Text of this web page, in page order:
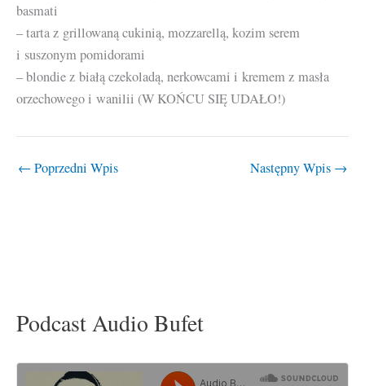
basmati
– tarta z grillowaną cukinią, mozzarellą, kozim serem
i suszonym pomidorami
– blondie z białą czekoladą, nerkowcami i kremem z masła
orzechowego i wanilii (W KOŃCU SIĘ UDAŁO!)
← Poprzedni Wpis Następny Wpis →
Podcast Audio Bufet